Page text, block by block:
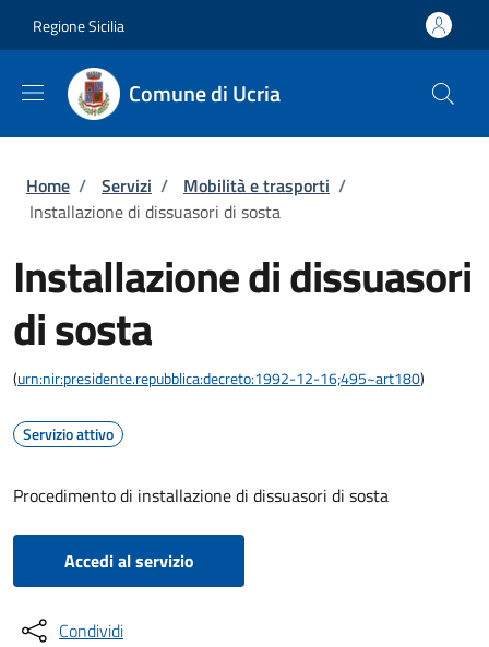
Regione Sicilia
Comune di Ucria
Briciole di pane
Home / Servizi / Mobilità e trasporti /
Installazione di dissuasori di sosta
Installazione di dissuasori
di sosta
(urn:nir:presidente.repubblica:decreto:1992-12-16;495~art180)
Servizio attivo
Procedimento di installazione di dissuasori di sosta
Accedi al servizio
Condividi